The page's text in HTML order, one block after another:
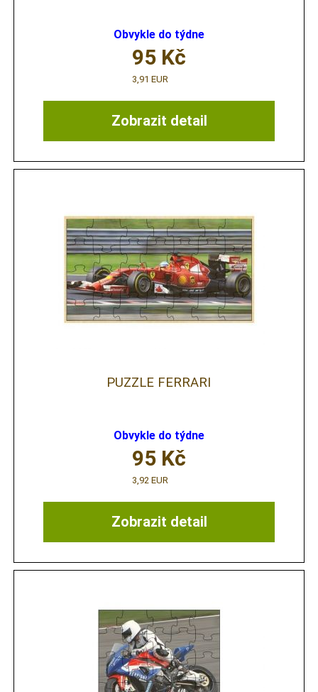
Obvykle do týdne
Zobrazit detail
95 Kč
3,91 EUR
PUZZLE FERRARI
Obvykle do týdne
Zobrazit detail
95 Kč
3,92 EUR